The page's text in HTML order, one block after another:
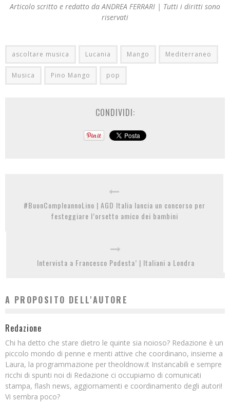
Articolo scritto e redatto da ANDREA FERRARI | Tutti i diritti sono
riservati
ascoltare musica Lucania Mango Mediterraneo
Musica Pino Mango pop
CONDIVIDI:
#BuonCompleannoLino | AGD Italia lancia un concorso per
festeggiare l’orsetto amico dei bambini
Intervista a Francesco Podesta’ | Italiani a Londra
A PROPOSITO DELL'AUTORE
Redazione
Chi ha detto che stare dietro le quinte sia noioso? Redazione è un
piccolo mondo di penne e menti attive che coordinano, insieme a
Laura, la programmazione per theoldnow.it Instancabili e sempre
ricchi di spunti noi di Redazione ci occupiamo di comunicati
stampa, flash news, aggiornamenti e coordinamento degli autori!
Vi sembra poco?